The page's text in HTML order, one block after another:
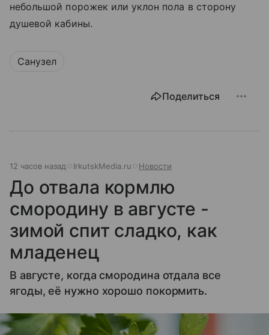
небольшой порожек или уклон пола в сторону
душевой кабины.
Санузел
Поделиться
12 часов назад IrkutskMedia.ru Новости
До отвала кормлю
смородину в августе -
зимой спит сладко, как
младенец
В августе, когда смородина отдала все
ягоды, её нужно хорошо покормить.